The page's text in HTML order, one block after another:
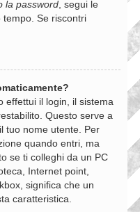
la password, segui le
tempo. Se riscontri
effettui il login, il sistema
Questo serve a
tuo nome utente. Per
quando entri, ma
se ti colleghi da un PC
Internet point,
significa che un
caratteristica.